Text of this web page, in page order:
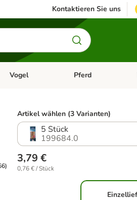
Kontaktieren Sie uns
Kleintier
Kategorie-Menü öffnen: Fisch
Vogel Kategorie-Menü
Pferd
)
Artikel wählen (3 Varianten)
5 Stück
199684.0
3,79 €
0,76 € / Stück